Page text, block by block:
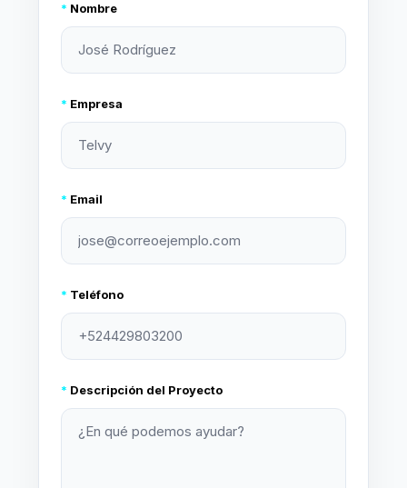
* Nombre
* Empresa
* Email
* Teléfono
* Descripción del Proyecto